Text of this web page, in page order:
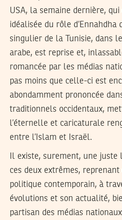
USA, la semaine dernière,
idéalisée du rôle d’Ennahdha
singulier de la Tunisie, dans
arabe, est reprise et,
romancée par les médias
pas moins que celle-ci est
abondamment prononcée
traditionnels occidentaux,
l’éternelle et caricaturale
entre l’Islam et Israël.
Il existe, surement, une
ces deux extrêmes,
politique contemporain, à
évolutions et son actualité,
partisan des médias